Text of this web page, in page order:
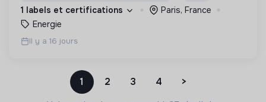
1 labels et certifications
Paris, France
Energie
Il y a 16 jours
1 2 3 4 >